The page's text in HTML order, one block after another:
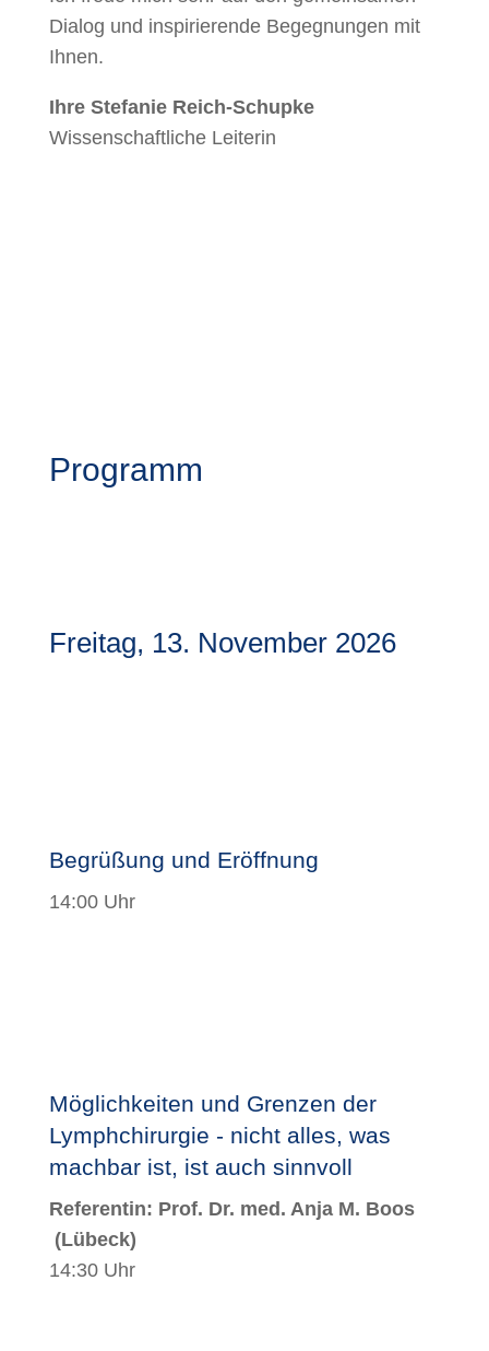
Dialog und inspirierende Begegnungen mit
Ihnen.
Ihre Stefanie Reich-Schupke
Wissenschaftliche Leiterin
Programm
Freitag, 13. November 2026
Begrüßung und Eröffnung
14:00 Uhr
Möglichkeiten und Grenzen der
Lymphchirurgie - nicht alles, was
machbar ist, ist auch sinnvoll
Referentin: Prof. Dr. med. Anja M. Boos
(Lübeck)
14:30 Uhr